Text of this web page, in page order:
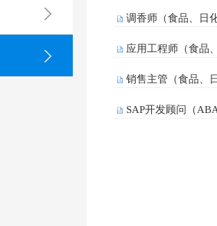
调香师（食品、日
应用工程师（食品
销售主管（食品、
SAP开发顾问（